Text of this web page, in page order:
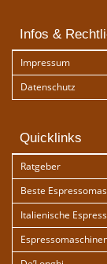
Infos &
Impressum
Datenschutz
Quicklinks
Ratgeber
Beste
Italienische